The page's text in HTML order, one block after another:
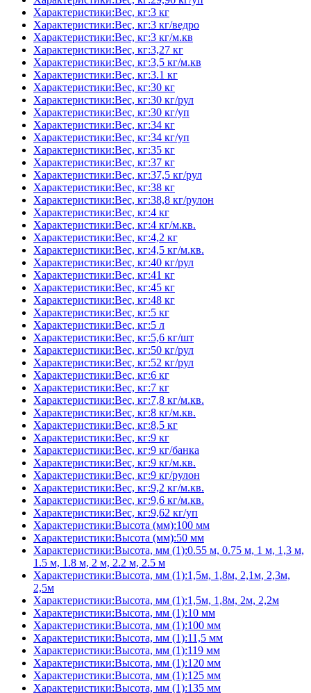
Характеристики:Вес, кг:3 кг
Характеристики:Вес, кг:3 кг/ведро
Характеристики:Вес, кг:3 кг/м.кв
Характеристики:Вес, кг:3,27 кг
Характеристики:Вес, кг:3,5 кг/м.кв
Характеристики:Вес, кг:3.1 кг
Характеристики:Вес, кг:30 кг
Характеристики:Вес, кг:30 кг/рул
Характеристики:Вес, кг:30 кг/уп
Характеристики:Вес, кг:34 кг
Характеристики:Вес, кг:34 кг/уп
Характеристики:Вес, кг:35 кг
Характеристики:Вес, кг:37 кг
Характеристики:Вес, кг:37,5 кг/рул
Характеристики:Вес, кг:38 кг
Характеристики:Вес, кг:38,8 кг/рулон
Характеристики:Вес, кг:4 кг
Характеристики:Вес, кг:4 кг/м.кв.
Характеристики:Вес, кг:4,2 кг
Характеристики:Вес, кг:4,5 кг/м.кв.
Характеристики:Вес, кг:40 кг/рул
Характеристики:Вес, кг:41 кг
Характеристики:Вес, кг:45 кг
Характеристики:Вес, кг:48 кг
Характеристики:Вес, кг:5 кг
Характеристики:Вес, кг:5 л
Характеристики:Вес, кг:5,6 кг/шт
Характеристики:Вес, кг:50 кг/рул
Характеристики:Вес, кг:52 кг/рул
Характеристики:Вес, кг:6 кг
Характеристики:Вес, кг:7 кг
Характеристики:Вес, кг:7,8 кг/м.кв.
Характеристики:Вес, кг:8 кг/м.кв.
Характеристики:Вес, кг:8,5 кг
Характеристики:Вес, кг:9 кг
Характеристики:Вес, кг:9 кг/банка
Характеристики:Вес, кг:9 кг/м.кв.
Характеристики:Вес, кг:9 кг/рулон
Характеристики:Вес, кг:9,2 кг/м.кв.
Характеристики:Вес, кг:9,6 кг/м.кв.
Характеристики:Вес, кг:9,62 кг/уп
Характеристики:Высота (мм):100 мм
Характеристики:Высота (мм):50 мм
Характеристики:Высота, мм (1):0.55 м, 0.75 м, 1 м, 1,3 м,
1.5 м, 1.8 м, 2 м, 2.2 м, 2.5 м
Характеристики:Высота, мм (1):1,5м, 1,8м, 2,1м, 2,3м,
2,5м
Характеристики:Высота, мм (1):1,5м, 1,8м, 2м, 2,2м
Характеристики:Высота, мм (1):10 мм
Характеристики:Высота, мм (1):100 мм
Характеристики:Высота, мм (1):11,5 мм
Характеристики:Высота, мм (1):119 мм
Характеристики:Высота, мм (1):120 мм
Характеристики:Высота, мм (1):125 мм
Характеристики:Высота, мм (1):135 мм